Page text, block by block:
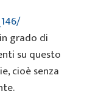
grado di
su questo
cioè senza